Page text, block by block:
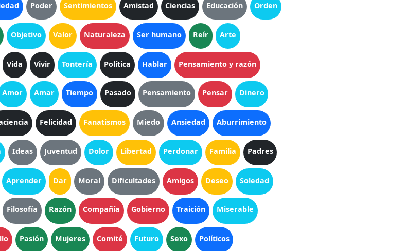
Poder Sentimientos Amistad Ciencias Educación Orden
Objetivo Valor Naturaleza Ser humano Reír Arte
Vida Vivir Tontería Política Hablar Pensamiento y razón
Amor Amar Tiempo Pasado Pensamiento Pensar Dinero
Felicidad Fanatismos Miedo Ansiedad Aburrimiento
Ideas Juventud Dolor Libertad Perdonar Familia Padres
Aprender Dar Moral Dificultades Amigos Deseo Soledad
Filosofía Razón Compañía Gobierno Traición Miserable
Pasión Mujeres Comité Futuro Sexo Políticos